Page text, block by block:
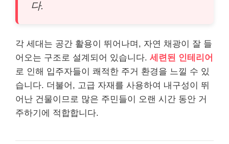
다.
각 세대는 공간 활용이 뛰어나며, 자연 채광이 잘 들
어오는 구조로 설계되어 있습니다. 세련된 인테리어
로 인해 입주자들이 쾌적한 주거 환경을 느낄 수 있
습니다. 더불어, 고급 자재를 사용하여 내구성이 뛰
어난 건물이므로 많은 주민들이 오랜 시간 동안 거
주하기에 적합합니다.